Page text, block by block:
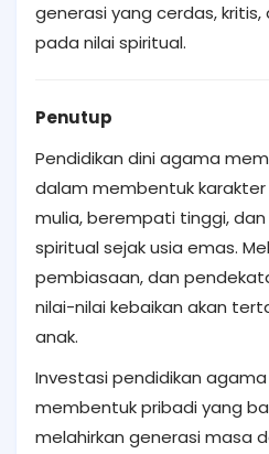
generasi yang cerdas,
pada nilai spiritual.
Penutup
Pendidikan dini agama
dalam membentuk karakter
mulia, berempati tinggi,
spiritual sejak usia emas.
pembiasaan, dan
nilai-nilai kebaikan akan
anak.
Investasi pendidikan
membentuk pribadi yang
melahirkan generasi masa